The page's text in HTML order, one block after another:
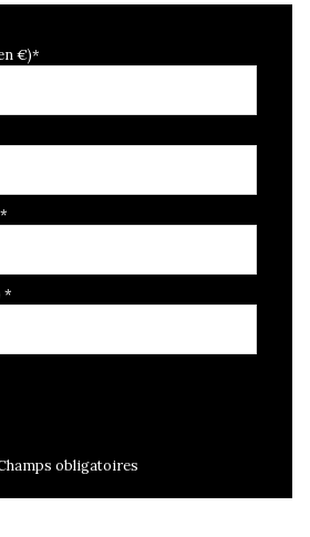
€)*
*
obligatoires